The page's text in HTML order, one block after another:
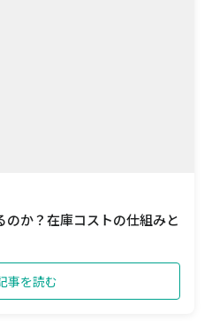
か？在庫コストの仕組みと
事を読む